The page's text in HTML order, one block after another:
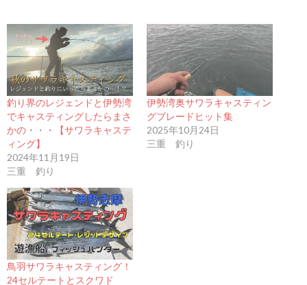
釣り界のレジェンドと伊勢湾
でキャスティングしたらまさ
かの・・・【サワラキャステ
ィング】
2024年11月19日
三重 釣り
伊勢湾奥サワラキャスティン
グブレードヒット集
2025年10月24日
三重 釣り
鳥羽サワラキャスティング！
24セルテートとスクワド